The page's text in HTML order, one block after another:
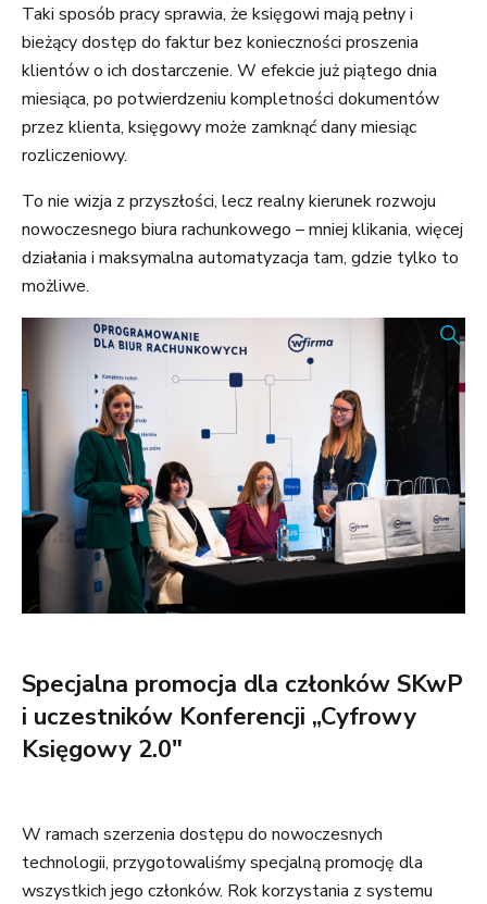
Taki sposób pracy sprawia, że księgowi mają pełny i
bieżący dostęp do faktur bez konieczności proszenia
klientów o ich dostarczenie. W efekcie już piątego dnia
miesiąca, po potwierdzeniu kompletności dokumentów
przez klienta, księgowy może zamknąć dany miesiąc
rozliczeniowy.
To nie wizja z przyszłości, lecz realny kierunek rozwoju
nowoczesnego biura rachunkowego – mniej klikania, więcej
działania i maksymalna automatyzacja tam, gdzie tylko to
możliwe.
Specjalna promocja dla członków SKwP
i uczestników Konferencji „Cyfrowy
Księgowy 2.0"
W ramach szerzenia dostępu do nowoczesnych
technologii, przygotowaliśmy specjalną promocję dla
wszystkich jego członków. Rok korzystania z systemu